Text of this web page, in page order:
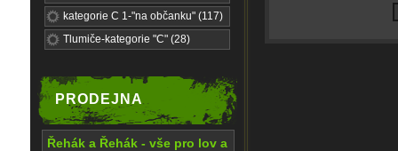
kategorie C 1-"na občanku" (117)
Tlumiče-kategorie "C" (28)
PRODEJNA
Řehák a Řehák - vše pro lov a